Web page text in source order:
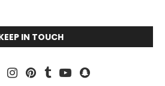
IN TOUCH